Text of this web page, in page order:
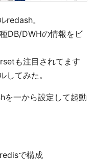
redash。
DB/DWHの情報をビ
も注目されてます
してみた。
一から設定して起動
で構成